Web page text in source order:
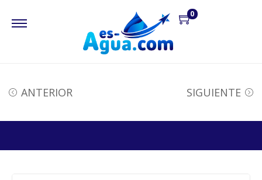
0
ANTERIOR SIGUIENTE